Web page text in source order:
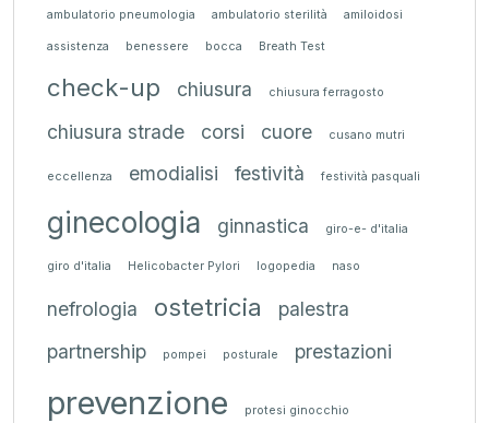
ambulatorio pneumologia ambulatorio sterilità amiloidosi
assistenza benessere bocca Breath Test
check-up chiusura chiusura ferragosto
chiusura strade corsi cuore cusano mutri
eccellenza emodialisi festività festività pasquali
ginecologia ginnastica giro-e- d'italia
giro d'italia Helicobacter Pylori logopedia naso
nefrologia ostetricia
palestra
partnership
pompei posturale prestazioni
prevenzione protesi ginocchio